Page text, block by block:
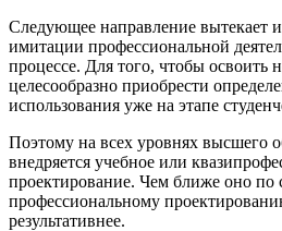
Следующее направление вытекает
имитации профессиональной
процессе. Для того, чтобы освоить
целесообразно приобрести
использования уже на этапе
Поэтому на всех уровнях высшего
внедряется учебное или
проектирование. Чем ближе оно по
профессиональному
результативнее.